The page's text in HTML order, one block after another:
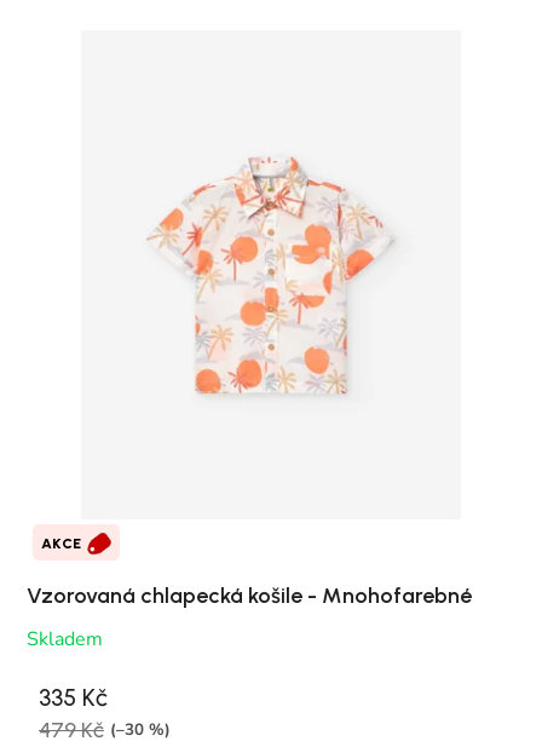
AKCE
Vzorovaná chlapecká košile - Mnohofarebné
Skladem
335 Kč
479 Kč (–30 %)